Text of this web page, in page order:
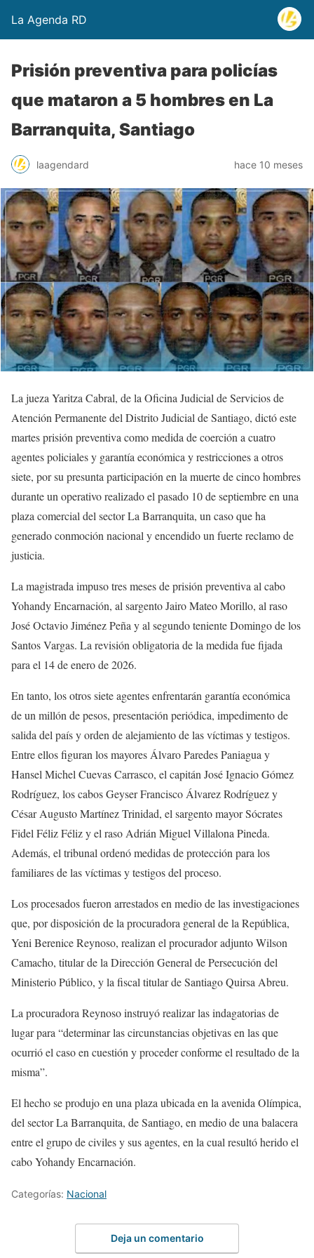
La Agenda RD
Prisión preventiva para policías
que mataron a 5 hombres en La
Barranquita, Santiago
laagendard hace 10 meses
La jueza Yaritza Cabral, de la Oficina Judicial de Servicios de
Atención Permanente del Distrito Judicial de Santiago, dictó este
martes prisión preventiva como medida de coerción a cuatro
agentes policiales y garantía económica y restricciones a otros
siete, por su presunta participación en la muerte de cinco hombres
durante un operativo realizado el pasado 10 de septiembre en una
plaza comercial del sector La Barranquita, un caso que ha
generado conmoción nacional y encendido un fuerte reclamo de
justicia.
La magistrada impuso tres meses de prisión preventiva al cabo
Yohandy Encarnación, al sargento Jairo Mateo Morillo, al raso
José Octavio Jiménez Peña y al segundo teniente Domingo de los
Santos Vargas. La revisión obligatoria de la medida fue fijada
para el 14 de enero de 2026.
En tanto, los otros siete agentes enfrentarán garantía económica
de un millón de pesos, presentación periódica, impedimento de
salida del país y orden de alejamiento de las víctimas y testigos.
Entre ellos figuran los mayores Álvaro Paredes Paniagua y
Hansel Michel Cuevas Carrasco, el capitán José Ignacio Gómez
Rodríguez, los cabos Geyser Francisco Álvarez Rodríguez y
César Augusto Martínez Trinidad, el sargento mayor Sócrates
Fidel Féliz Féliz y el raso Adrián Miguel Villalona Pineda.
Además, el tribunal ordenó medidas de protección para los
familiares de las víctimas y testigos del proceso.
Los procesados fueron arrestados en medio de las investigaciones
que, por disposición de la procuradora general de la República,
Yeni Berenice Reynoso, realizan el procurador adjunto Wilson
Camacho, titular de la Dirección General de Persecución del
Ministerio Público, y la fiscal titular de Santiago Quirsa Abreu.
La procuradora Reynoso instruyó realizar las indagatorias de
lugar para “determinar las circunstancias objetivas en las que
ocurrió el caso en cuestión y proceder conforme el resultado de la
misma”.
El hecho se produjo en una plaza ubicada en la avenida Olímpica,
del sector La Barranquita, de Santiago, en medio de una balacera
entre el grupo de civiles y sus agentes, en la cual resultó herido el
cabo Yohandy Encarnación.
Categorías: Nacional
Deja un comentario